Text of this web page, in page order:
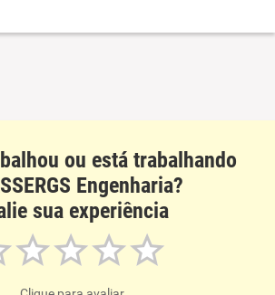
ou está trabalhando
Engenharia?
sua experiência